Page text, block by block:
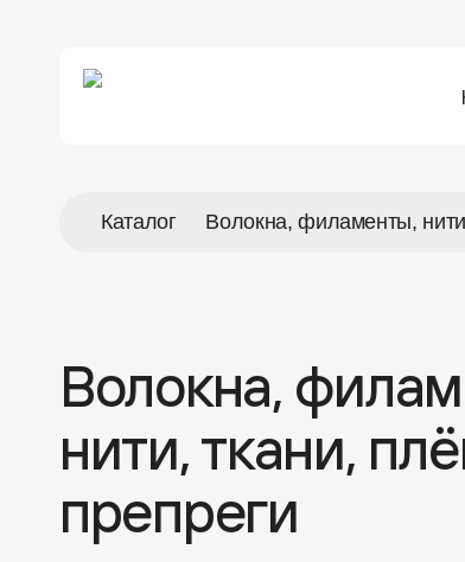
Каталог Волокна, филаменты,
Волокна,
нити, ткани,
препреги